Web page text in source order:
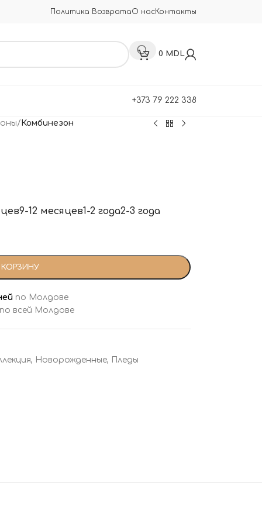
Политика ВозвратаО насКонтакты
0 MDL
+373 79 222 338
/ Комбинезон
9-12 месяцев1-2 года2-3 года
КОРЗИНУ
по Молдове
всей Молдове
, Новорожденные, Пледы